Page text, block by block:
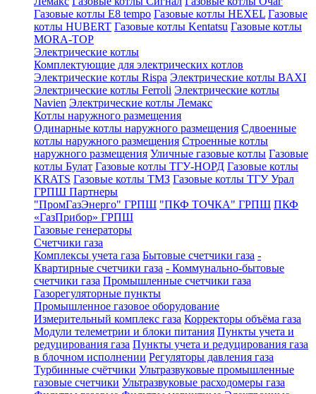
Газовые котлы E8 tempo Газовые котлы HEXEL Газовые
котлы HUBERT Газовые котлы Kentatsu Газовые котлы
MORA-TOP
Электрические котлы
Комплектующие для электрических котлов
Электрические котлы Rispa Электрические котлы BAXI
Электрические котлы Ferroli Электрические котлы
Navien Электрические котлы Лемакс
Котлы наружного размещения
Одинарные котлы наружного размещения Сдвоенные
котлы наружного размещения Строенные котлы
наружного размещения Уличные газовые котлы Газовые
котлы Булат Газовые котлы ТГУ-НОРД Газовые котлы
KRATS Газовые котлы ТМЗ Газовые котлы ТГУ Урал
ГРПШ Партнеры
"ПромГазЭнерго" ГРПШ "ПКФ ТОЧКА" ГРПШ ПКФ
«ГазПрибор» ГРПШ
Газовые генераторы
Счетчики газа
Комплексы учета газа Бытовые счетчики газа -
Квартирные счетчики газа - Коммунально-бытовые
счетчики газа Промышленные счетчики газа
Газорегуляторные пункты
Промышленное газовое оборудование
Измерительный комплекс газа Корректоры объёма газа
Модули телеметрии и блоки питания Пункты учета и
редуцирования газа Пункты учета и редуцирования газа
в блочном исполнении Регуляторы давления газа
Турбинные счётчики Ультразвуковые промышленные
газовые счетчики Ультразвуковые расходомеры газа